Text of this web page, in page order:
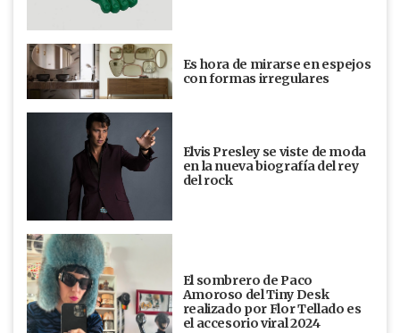
Es hora de mirarse en espejos
con formas irregulares
Elvis Presley se viste de moda
en la nueva biografía del rey
del rock
El sombrero de Paco
Amoroso del Tiny Desk
realizado por Flor Tellado es
el accesorio viral 2024